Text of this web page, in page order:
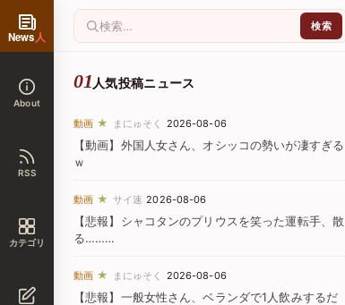
News人
About
RSS
カテゴリ
人気投稿ニュース
動画 ★ まにゅそく 2026-08-06
【動画】外国人女さん、オシッコの勢いが凄すぎる
ｗ
動画 ★ サイ速 2026-08-06
【悲報】シャコタンのプリウスを笑った運転手、散
る………
動画 ★ まにゅそく 2026-08-06
【悲報】一般女性さん、ベランダで1人飲みするだ